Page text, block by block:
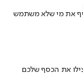
את מי שלא משתמש
את הכסף שלכם